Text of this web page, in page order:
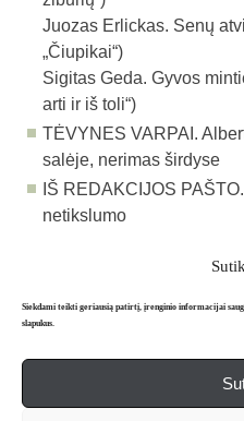
Siekdami teikti geriausią patirtį, įrenginio informacijai
slapukus.
Juozas Erlickas. Senų
„Čiupikai“)
Sigitas Geda. Gyvos
arti ir iš toli“)
TĖVYNES VARPAI.
salėje, nerimas širdyse
IŠ REDAKCIJOS
netikslumo